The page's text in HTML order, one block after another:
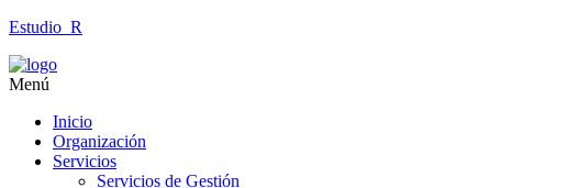
Estudio_R
Menú
Inicio
Organización
Servicios
Servicios de Gestión